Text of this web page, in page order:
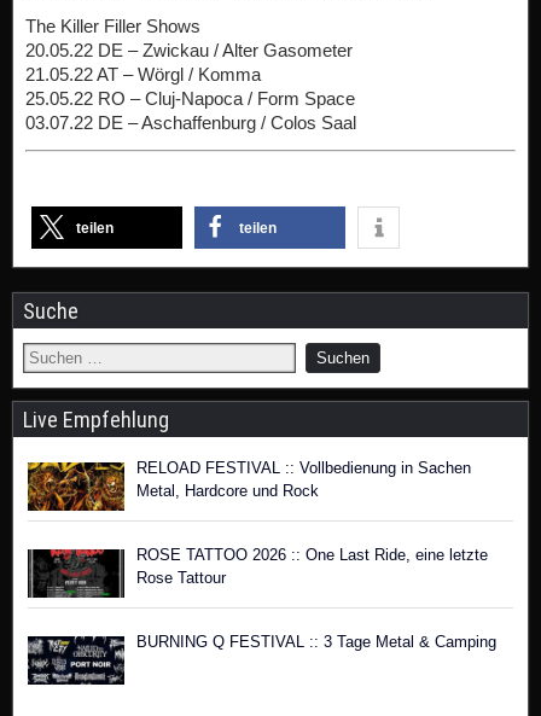
The Killer Filler Shows
20.05.22 DE – Zwickau / Alter Gasometer
21.05.22 AT – Wörgl / Komma
25.05.22 RO – Cluj-Napoca / Form Space
03.07.22 DE – Aschaffenburg / Colos Saal
teilen teilen
Suche
Live Empfehlung
RELOAD FESTIVAL :: Vollbedienung in Sachen
Metal, Hardcore und Rock
ROSE TATTOO 2026 :: One Last Ride, eine letzte
Rose Tattour
BURNING Q FESTIVAL :: 3 Tage Metal & Camping